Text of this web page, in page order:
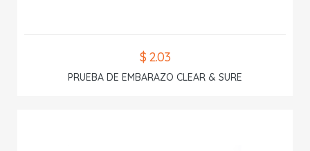
$ 2.03
PRUEBA DE EMBARAZO CLEAR & SURE